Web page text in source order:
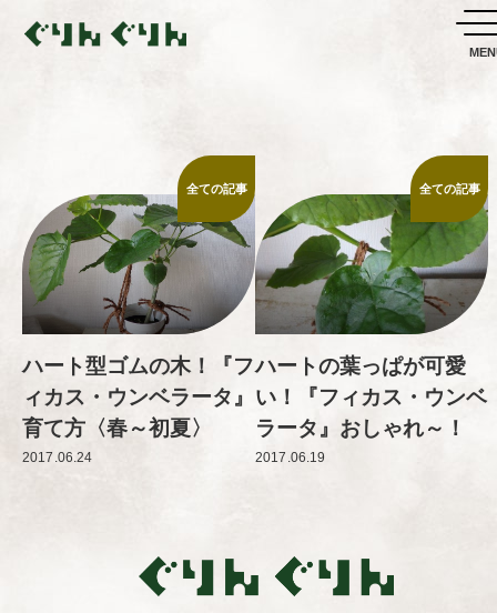
全ての記事
ハート型ゴムの木！『フ
ィカス・ウンベラータ』
育て方〈春～初夏〉
2017.06.24
全ての記事
ハートの葉っぱが可愛
い！『フィカス・ウンベ
ラータ』おしゃれ～！
2017.06.19